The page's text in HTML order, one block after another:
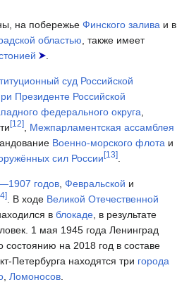
на побережье Финского залива и в
областью , также имеет
.
суд Российской
Президенте Российской
федерального округа
[12]
Межпарламентская ассамблея
Военно-морского флота и
сил России [13]
годов Февральской и
] . В ходе Великой Отечественной
в блокаде , в результате
1 мая 1945 года Ленинград
состоянию на 2018 год в составе
Петербурга находятся три города
Ломоносов